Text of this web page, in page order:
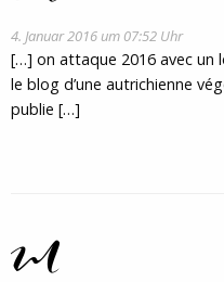
4. Januar 2016 um 07:52 Uhr
[…] on attaque 2016 avec un
le blog d’une autrichienne
publie […]